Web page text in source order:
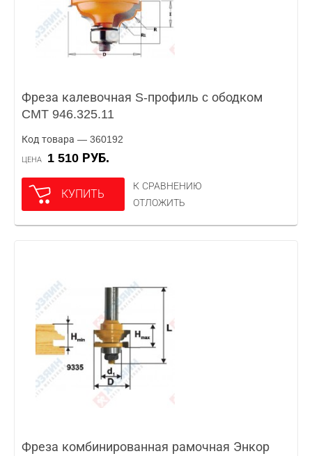
Фреза калевочная S-профиль c ободком
CMT 946.325.11
Код товара — 360192
ЦЕНА 1 510 РУБ.
КУПИТЬ
К СРАВНЕНИЮ
ОТЛОЖИТЬ
Фреза комбинированная рамочная Энкор